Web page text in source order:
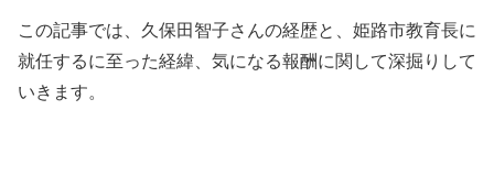
この記事では、久保田智子さんの経歴と、姫路市教育長に
就任するに至った経緯、気になる報酬に関して深掘りして
いきます。